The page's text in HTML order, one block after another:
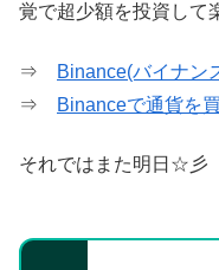
覚で超少額を投資して
⇒
Binance(バイナン
⇒
Binanceで通貨を
それではまた明日☆彡